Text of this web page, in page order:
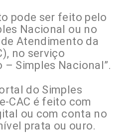
pode ser feito pelo
Nacional ou no
Atendimento da
no serviço
– Simples Nacional”.
do Simples
CAC é feito com
ou com conta no
prata ou ouro.